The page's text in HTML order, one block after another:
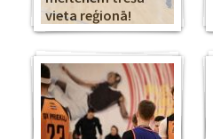
vieta reģionā!